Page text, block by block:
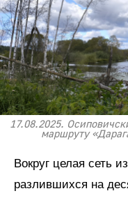
17.08.2025.
маршруту
Вокруг целая сеть
разлившихся на